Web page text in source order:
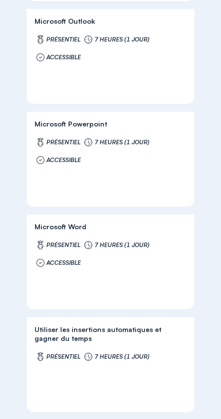
Microsoft Outlook
PRÉSENTIEL 7 HEURES (1 JOUR)
ACCESSIBLE
Microsoft Powerpoint
PRÉSENTIEL 7 HEURES (1 JOUR)
ACCESSIBLE
Microsoft Word
PRÉSENTIEL 7 HEURES (1 JOUR)
ACCESSIBLE
Utiliser les insertions automatiques et
gagner du temps
PRÉSENTIEL 7 HEURES (1 JOUR)